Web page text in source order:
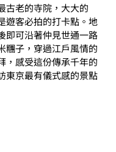
古老的寺院，大大的
遊客必拍的打卡點。地
即可沿著仲見世通一路
糰子，穿過江戶風情的
，感受這份傳承千年的
東京最有儀式感的景點